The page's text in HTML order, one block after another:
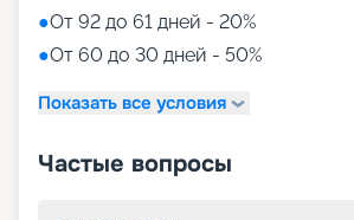
●От 92 до 61 дней - 20%
●От 60 до 30 дней - 50%
Показать все условия
Частые вопросы